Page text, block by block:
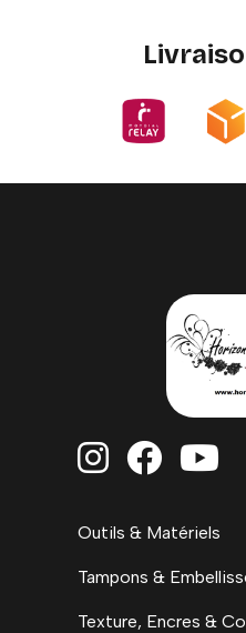
  
Outils & Matériels
Tampons &
Texture, Encres &